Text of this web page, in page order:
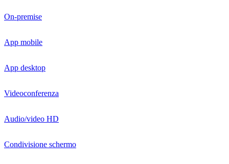
On-premise
App mobile
App desktop
Videoconferenza
Audio/video HD
Condivisione schermo